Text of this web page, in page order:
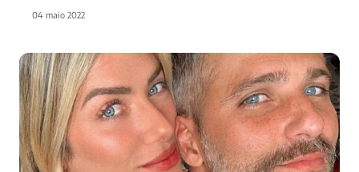
04 maio 2022